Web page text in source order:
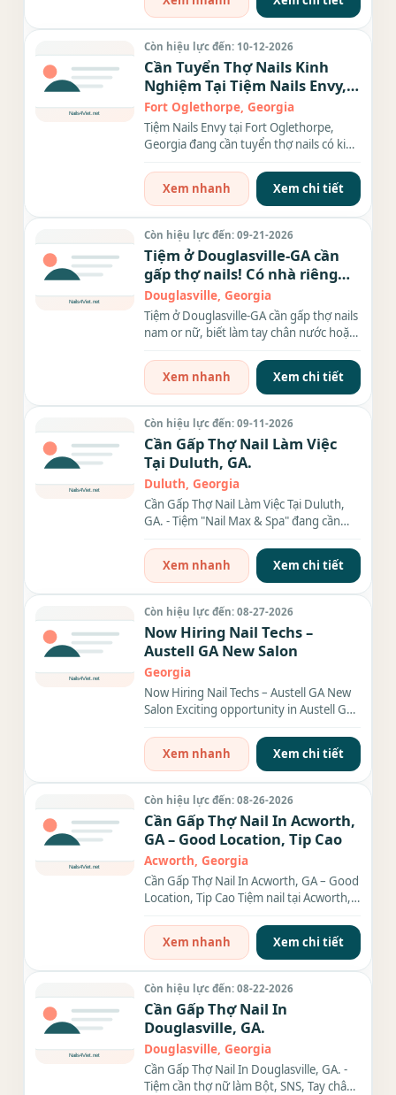
Còn hiệu lực đến: 10-12-2026
Cần Tuyển Thợ Nails Kinh
Nghiệm Tại Tiệm Nails Envy,
Georgia
Fort Oglethorpe, Georgia
Tiệm Nails Envy tại Fort Oglethorpe,
Georgia đang cần tuyển thợ nails có kinh
Xem nhanh
Xem chi tiết
Còn hiệu lực đến: 09-21-2026
Tiệm ở Douglasville-GA cần
gấp thợ nails! Có nhà riêng
cho thợ ở.
Douglasville, Georgia
Tiệm ở Douglasville-GA cần gấp thợ nails
nam or nữ, biết làm tay chân nước hoặc
Xem nhanh
Xem chi tiết
Còn hiệu lực đến: 09-11-2026
Cần Gấp Thợ Nail Làm Việc
Tại Duluth, GA.
Duluth, Georgia
Cần Gấp Thợ Nail Làm Việc Tại Duluth,
GA. - Tiệm "Nail Max & Spa" đang cần
Xem nhanh
Xem chi tiết
Còn hiệu lực đến: 08-27-2026
Now Hiring Nail Techs –
Austell GA New Salon
Georgia
Now Hiring Nail Techs – Austell GA New
Salon Exciting opportunity in Austell GA!
Xem nhanh
Xem chi tiết
Còn hiệu lực đến: 08-26-2026
Cần Gấp Thợ Nail In Acworth,
GA – Good Location, Tip Cao
Acworth, Georgia
Cần Gấp Thợ Nail In Acworth, GA – Good
Location, Tip Cao Tiệm nail tại Acworth,
Xem nhanh
Xem chi tiết
Còn hiệu lực đến: 08-22-2026
Cần Gấp Thợ Nail In
Douglasville, GA.
Douglasville, Georgia
Cần Gấp Thợ Nail In Douglasville, GA. -
Tiệm cần thợ nữ làm Bột, SNS, Tay chân